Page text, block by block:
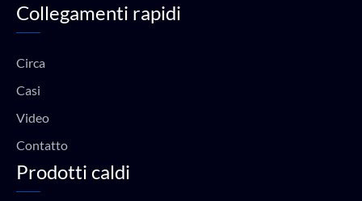
b
o
u
b
a
g
s
a
Collegamenti rapidi
Circa
Casi
Video
Contatto
Prodotti caldi